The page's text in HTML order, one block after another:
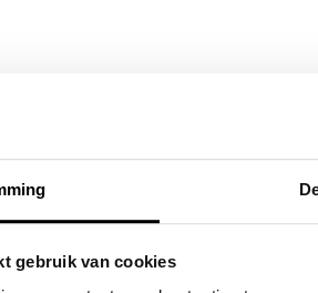
gebruik van cookies